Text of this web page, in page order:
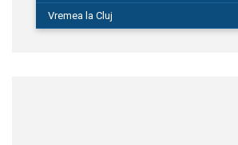
Vremea la Cluj